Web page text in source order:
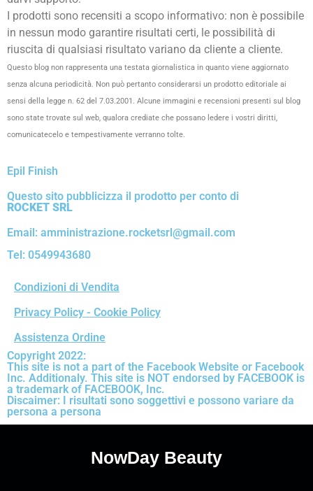
I prodotti sono recensiti a scopo informativo: non è possibile
in nessun modo garantire risultati certi, le possibilità di
riuscita di qualsiasi risultato variano da cliente a cliente.
Questo blog non rappresenta una testata giornalistica in quanto viene aggiornato
senza alcuna periodicità. Non può pertanto considerarsi un prodotto editoriale ai
sensi della legge n. 62 del 7.03.2001. Alcune immagini e recensioni presenti sul blog
sono state trovate sul web, qualora crediate che possano ledere i vostri diritti,
comunicatecelo e tempestivamente verranno tolte.
Epil Finish
Questo sito pubblicizza il prodotto per conto di
ROCKET SRL
Email: amministrazione.rocketsrl@gmail.com
Tel: 0549943680
Condizioni di Vendita
Privacy Policy - Cookie Policy
Assistenza Ordine
Copyright 2022:
This site is not a part of the Facebook Website or Facebook
Inc. Additionaly. This site is NOT endorsed by FACEBOOK is
a trademark of FACEBOOK, Inc.
Discaimer: I risultati sono soggettivi e possono variare da
persona a persona
NowDay Beauty